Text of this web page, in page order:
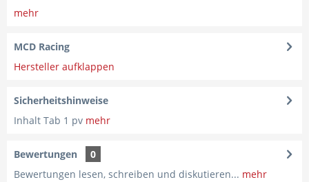
mehr
MCD Racing
Hersteller aufklappen
Sicherheitshinweise
Inhalt Tab 1 pv mehr
Bewertungen
0
Bewertungen lesen, schreiben und diskutieren... mehr